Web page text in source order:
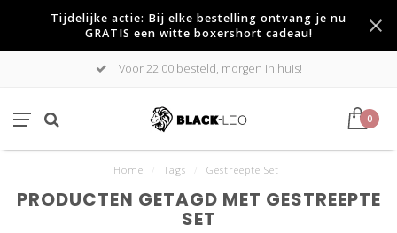
Tijdelijke actie: Bij elke bestelling ontvang je nu
GRATIS een witte boxershort cadeau!
Voor 22:00 besteld, morgen in huis!
0
Home Tags Gestreepte Set
PRODUCTEN GETAGD MET GESTREEPTE
SET